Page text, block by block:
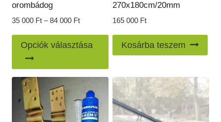
orombádog
35 000 Ft – 84 000 FtÁrtartomány:
000 Ft
000 Ft
Opciók választása
Ennek
terméknek
több
variációja
van.
270x180cm/20mm
165 000 Ft
Kosárba teszem